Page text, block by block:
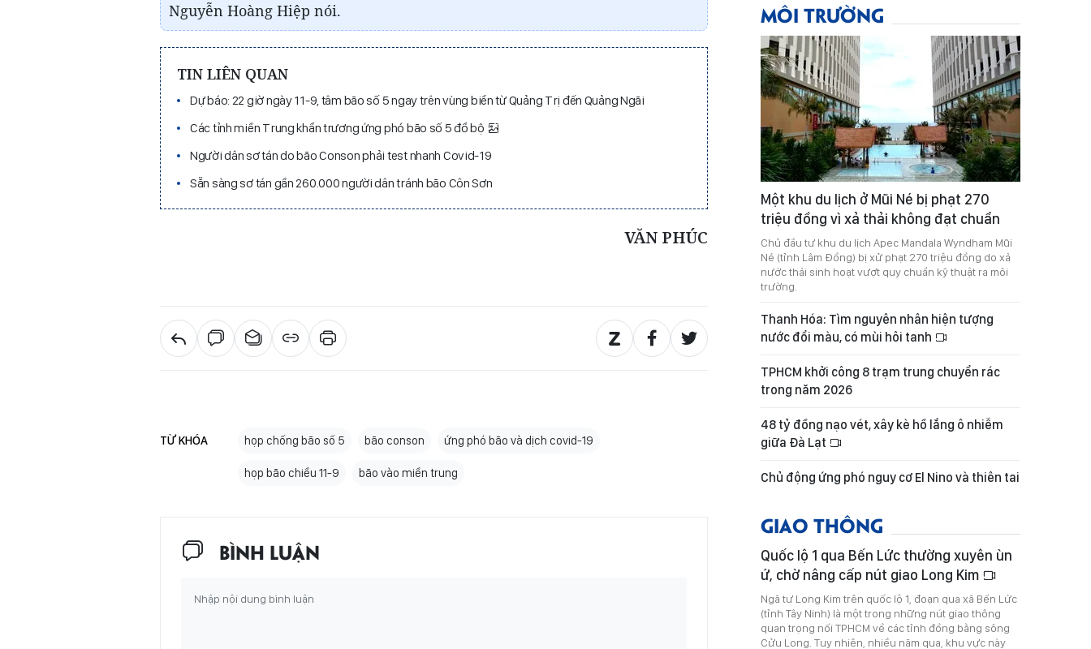
Nguyễn Hoàng Hiệp nói.
TIN LIÊN QUAN
Dự báo: 22 giờ ngày 11-9, tâm bão số 5 ngay trên vùng biển từ Quảng Trị đến Quảng Ngãi
Các tỉnh miền Trung khẩn trương ứng phó bão số 5 đổ bộ
Người dân sơ tán do bão Conson phải test nhanh Covid-19
Sẵn sàng sơ tán gần 260.000 người dân tránh bão Côn Sơn
VĂN PHÚC
TỪ KHÓA họp chống bão số 5 bão conson ứng phó bão và dịch covid-19
họp bão chiều 11-9 bão vào miền trung
BÌNH LUẬN
MÔI TRƯỜNG
Một khu du lịch ở Mũi Né bị phạt 270
triệu đồng vì xả thải không đạt chuẩn
Chủ đầu tư khu du lịch Apec Mandala Wyndham Mũi
Né (tỉnh Lâm Đồng) bị xử phạt 270 triệu đồng do xả
nước thải sinh hoạt vượt quy chuẩn kỹ thuật ra môi
trường.
Thanh Hóa: Tìm nguyên nhân hiện tượng
nước đổi màu, có mùi hôi tanh
TPHCM khởi công 8 trạm trung chuyển rác
trong năm 2026
48 tỷ đồng nạo vét, xây kè hồ lắng ô nhiễm
giữa Đà Lạt
Chủ động ứng phó nguy cơ El Nino và thiên tai
GIAO THÔNG
Quốc lộ 1 qua Bến Lức thường xuyên ùn
ứ, chờ nâng cấp nút giao Long Kim
Ngã tư Long Kim trên quốc lộ 1, đoạn qua xã Bến Lức
(tỉnh Tây Ninh) là một trong những nút giao thông
quan trọng nối TPHCM về các tỉnh đồng bằng sông
Cửu Long. Tuy nhiên, nhiều năm qua, khu vực này